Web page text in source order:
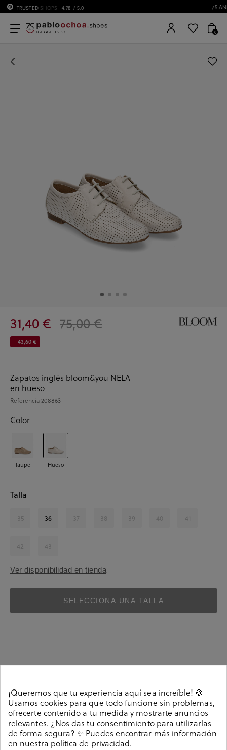
75 ANIVERSARIO | Desde 1951 pabloochoa.shoes
0
31,40 € 75,00 €
- 43,60 €
Zapatos inglés bloom&you NELA
en hueso
Referencia208863
Color
Taupe Hueso
Talla
35 36 37 38 39 40 41
42 43
Ver disponibilidad en tienda
SELECCIONA UNA TALLA
Zapatos inglés bloom&you NELA en hueso. Cierre con
cordones. La plantilla no es extraible. Hecho en España.
Referencia208863
¡Queremos que tu experiencia aquí sea increíble! 🍪
Usamos cookies para que todo funcione sin problemas,
ofrecerte contenido a tu medida y mostrarte anuncios
relevantes. ¿Nos das tu consentimiento para utilizarlas
de forma segura? ✨ Puedes encontrar más información
en nuestra política de privacidad.